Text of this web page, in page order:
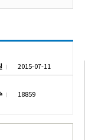
2015-07-11
18859